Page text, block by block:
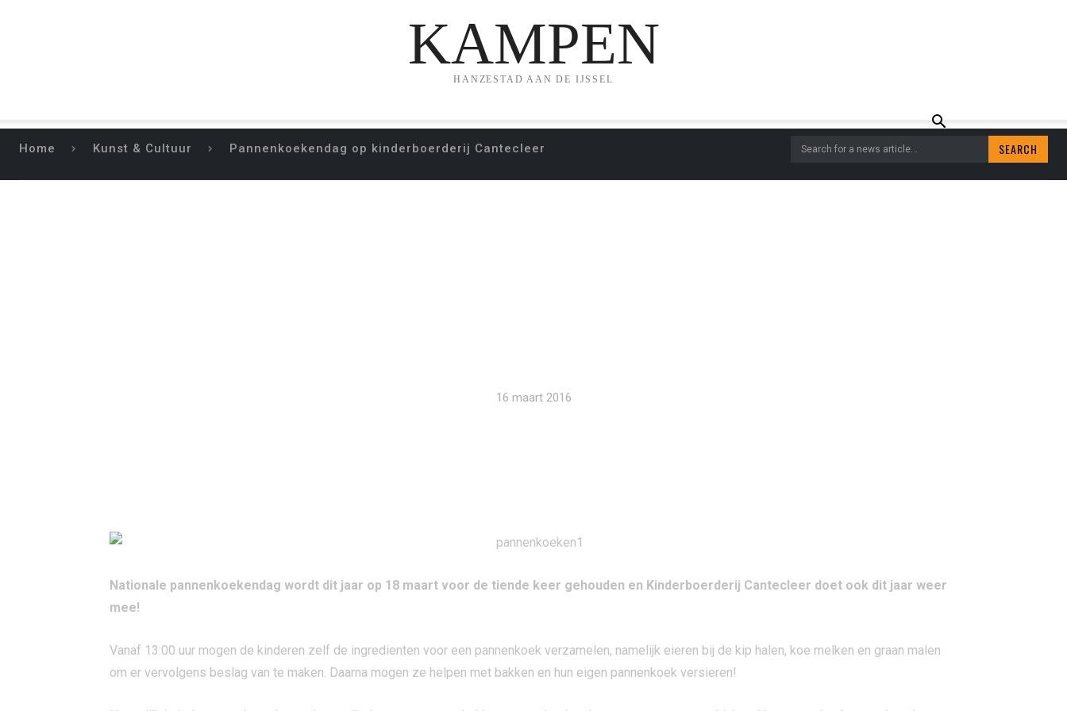
KAMPEN
HANZESTAD AAN DE IJSSEL
Home Kunst & Cultuur Pannenkoekendag op kinderboerderij Cantecleer Search for a news article... SEARCH
16 maart 2016
Nationale pannenkoekendag wordt dit jaar op 18 maart voor de tiende keer gehouden en Kinderboerderij Cantecleer doet ook dit jaar weer
mee!
Vanaf 13:00 uur mogen de kinderen zelf de ingredienten voor een pannenkoek verzamelen, namelijk eieren bij de kip halen, koe melken en graan malen
om er vervolgens beslag van te maken. Daarna mogen ze helpen met bakken en hun eigen pannenkoek versieren!